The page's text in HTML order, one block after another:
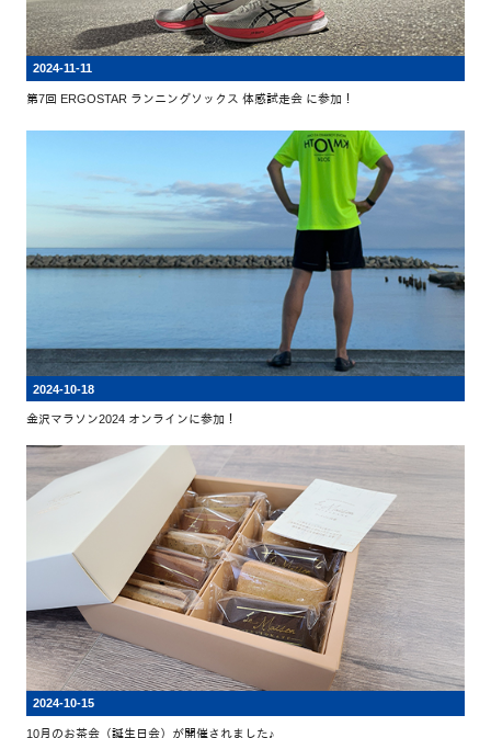
2024-11-11
第7回 ERGOSTAR ランニングソックス 体感試走会 に参加！
2024-10-18
金沢マラソン2024 オンラインに参加！
2024-10-15
10月のお茶会（誕生日会）が開催されました♪